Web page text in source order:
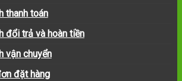
thanh toán
đổi trả và hoàn tiền
vận chuyển
đặt hàng